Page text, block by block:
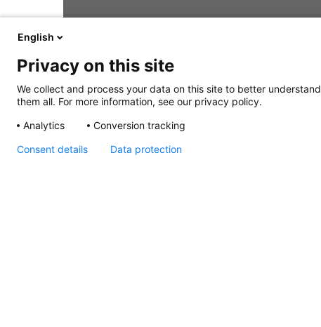
English
Privacy on this site
We collect and process your data on this site to better
them all. For more information, see our privacy policy.
Analytics
Conversion tracking
Consent details Data protection